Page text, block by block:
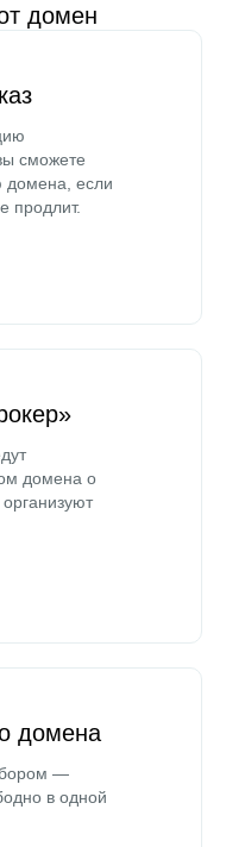
домен
сможете
домена, если
продлит.
домена о
домена
—
в одной